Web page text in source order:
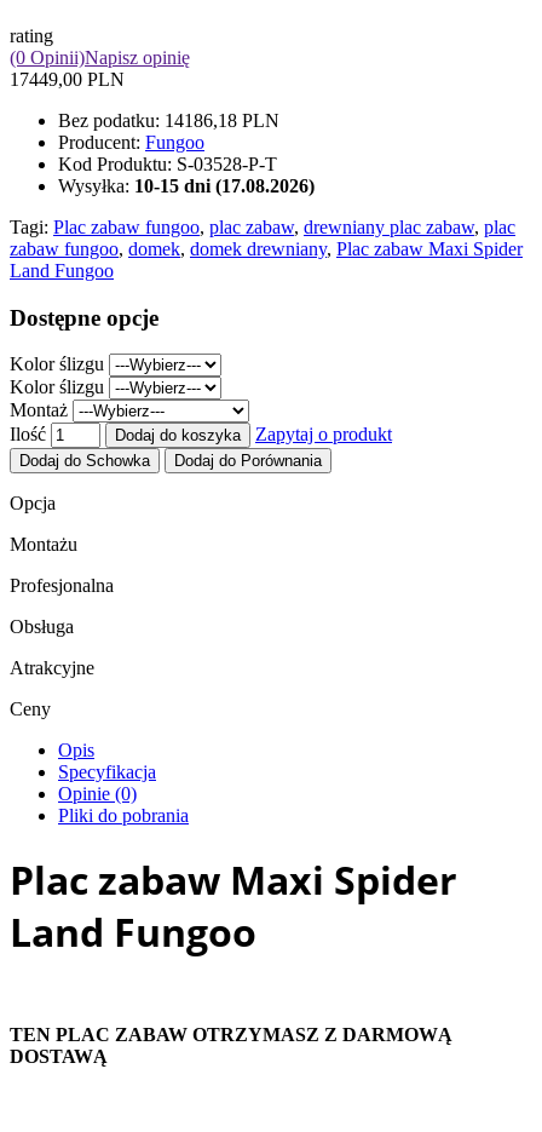
rating
(0 Opinii)Napisz opinię
17449,00 PLN
Bez podatku: 14186,18 PLN
Producent: Fungoo
Kod Produktu: S-03528-P-T
Wysyłka: 10-15 dni (17.08.2026)
Tagi: Plac zabaw fungoo, plac zabaw, drewniany plac zabaw, plac
zabaw fungoo, domek, domek drewniany, Plac zabaw Maxi Spider
Land Fungoo
Dostępne opcje
Kolor ślizgu
Kolor ślizgu
Montaż
Ilość
Dodaj do koszyka Zapytaj o produkt
Dodaj do Schowka Dodaj do Porównania
Opcja
Montażu
Profesjonalna
Obsługa
Atrakcyjne
Ceny
Opis
Specyfikacja
Opinie (0)
Pliki do pobrania
Plac zabaw Maxi Spider
Land Fungoo
TEN PLAC ZABAW OTRZYMASZ Z DARMOWĄ
DOSTAWĄ